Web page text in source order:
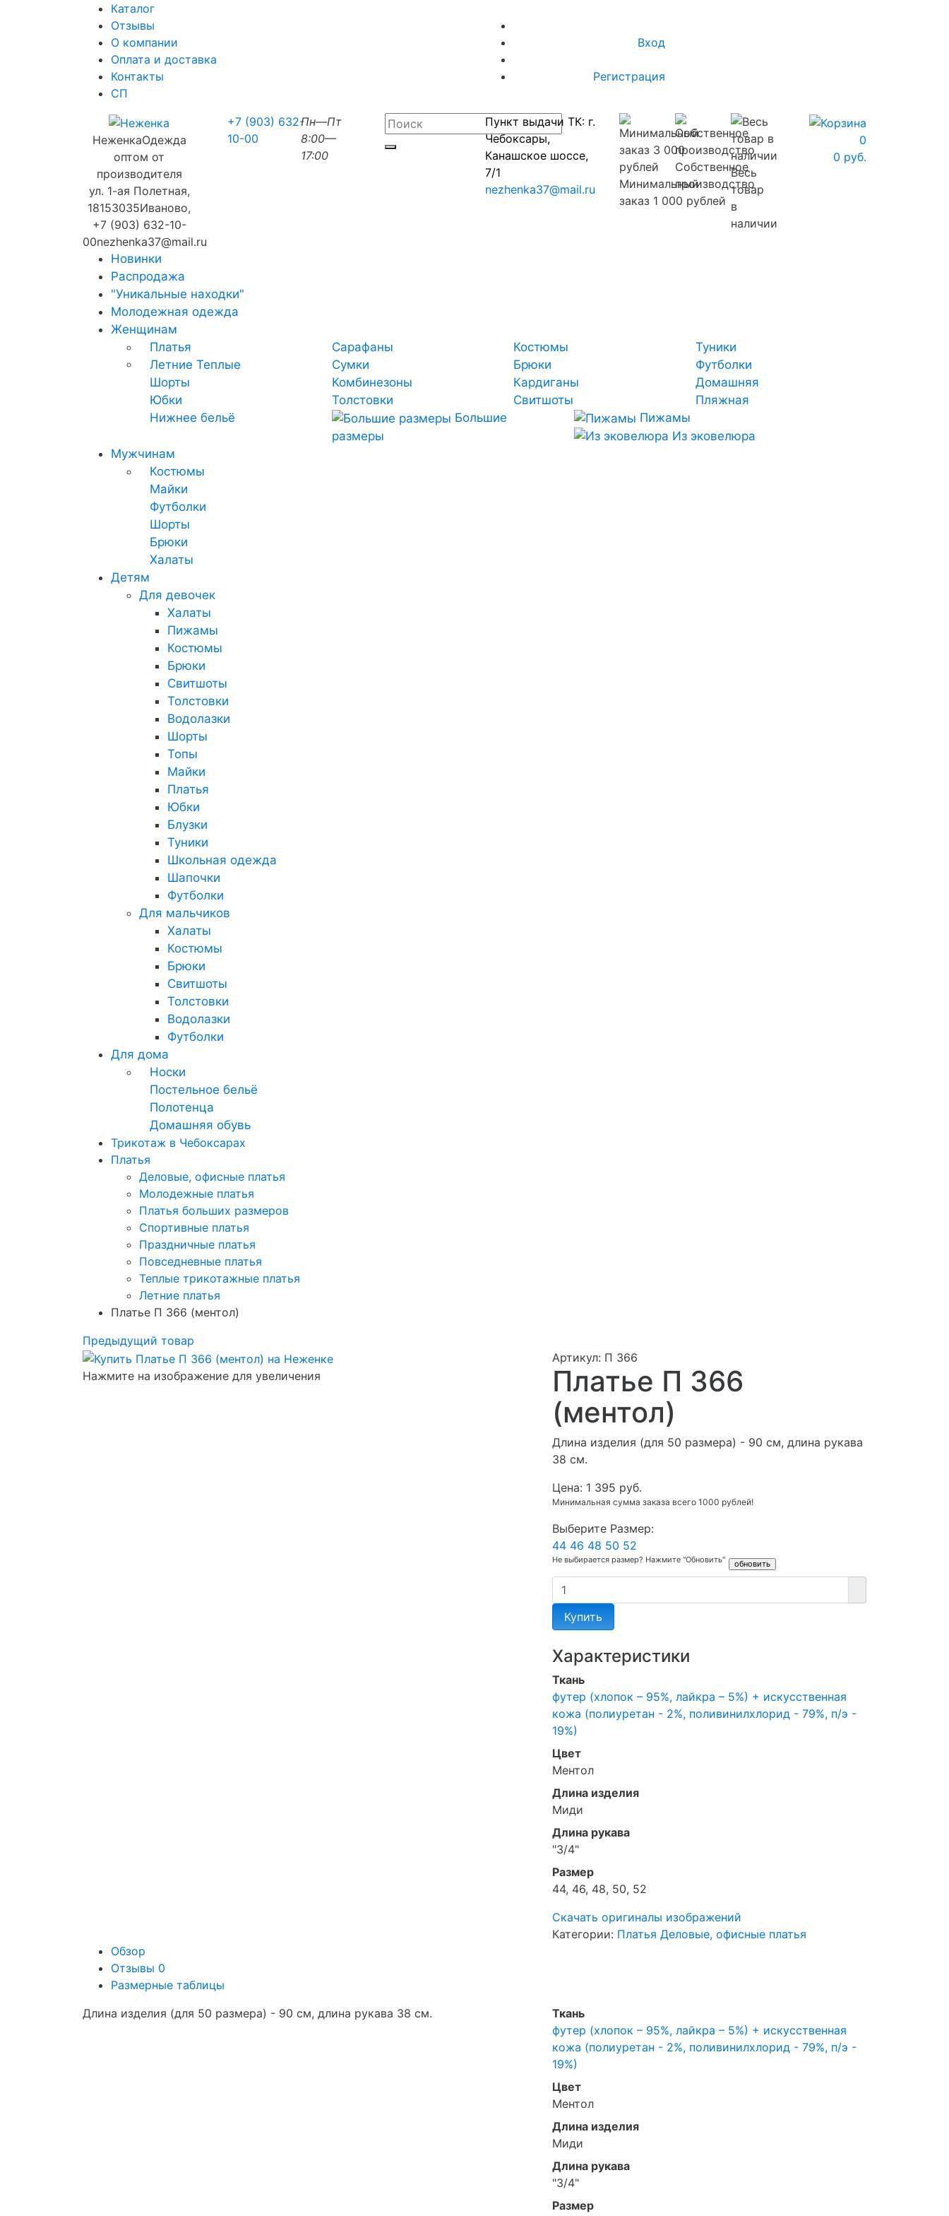
Каталог
Отзывы
О компании
Оплата и доставка
Контакты
СП
Вход
Регистрация
НеженкаОдежда
оптом от
производителя
ул. 1-ая Полетная,
18153035Иваново,
+7 (903) 632-10-
00nezhenka37@mail.ru
+7 (903) 632-
10-00
Пн—Пт
8:00—
17:00
Пункт выдачи ТК: г.
Чебоксары,
Канашское шоссе,
7/1
nezhenka37@mail.ru
Минимальный
заказ 1 000 рублей
Собственное
производство
Весь
товар
в
наличии
0
0 руб.
Новинки
Распродажа
"Уникальные находки"
Молодежная одежда
Женщинам
Платья
Летние Теплые
Сарафаны Костюмы
Туники
Сумки
Брюки
Футболки
Шорты
Комбинезоны Кардиганы
Домашняя
Юбки
Толстовки Свитшоты
Пляжная
Нижнее бельё
Большие
размеры
Пижамы
Из эковелюра
Мужчинам
Костюмы
Майки
Футболки
Шорты
Брюки
Халаты
Детям
Для девочек
Халаты
Пижамы
Костюмы
Брюки
Свитшоты
Толстовки
Водолазки
Шорты
Топы
Майки
Платья
Юбки
Блузки
Туники
Школьная одежда
Шапочки
Футболки
Для мальчиков
Халаты
Костюмы
Брюки
Свитшоты
Толстовки
Водолазки
Футболки
Для дома
Носки
Постельное бельё
Полотенца
Домашняя обувь
Трикотаж в Чебоксарах
Платья
Деловые, офисные платья
Молодежные платья
Платья больших размеров
Спортивные платья
Праздничные платья
Повседневные платья
Теплые трикотажные платья
Летние платья
Платье П 366 (ментол)
Предыдущий товар
Нажмите на изображение для увеличения
Артикул: П 366
Платье П 366
(ментол)
Длина изделия (для 50 размера) - 90 см, длина рукава
38 см.
Цена: 1 395 руб.
Минимальная сумма заказа всего 1000 рублей!
Выберите Размер:
44 46 48 50 52
Не выбирается размер? Нажмите "Обновить"
Купить
Характеристики
Ткань
футер (хлопок – 95%, лайкра – 5%) + искусственная
кожа (полиуретан - 2%, поливинилхлорид - 79%, п/э -
19%)
Цвет
Ментол
Длина изделия
Миди
Длина рукава
"3/4"
Размер
44, 46, 48, 50, 52
Скачать оригиналы изображений
Категории: Платья Деловые, офисные платья
Обзор
Отзывы 0
Размерные таблицы
Длина изделия (для 50 размера) - 90 см, длина рукава 38 см.
Ткань
футер (хлопок – 95%, лайкра – 5%) + искусственная
кожа (полиуретан - 2%, поливинилхлорид - 79%, п/э -
19%)
Цвет
Ментол
Длина изделия
Миди
Длина рукава
"3/4"
Размер